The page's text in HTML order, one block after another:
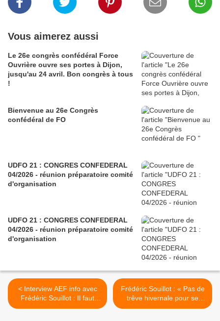
Vous aimerez aussi
Le 26e congrès confédéral Force
Ouvrière ouvre ses portes à Dijon,
jusqu'au 24 avril. Bon congrès à tous
!
Bienvenue au 26e Congrès
confédéral de FO
UDFO 21 : CONGRES CONFEDERAL
04/2026 - réunion préparatoire comité
d'organisation
UDFO 21 : CONGRES CONFEDERAL
04/2026 - réunion préparatoire comité
d'organisation
< Interview AEF info avec
Frédéric Souillot : Il faut
changer les choses sur la
Frédéric Souillot : « Pas de
trêve hivernale pour se
loger dignement ! » >